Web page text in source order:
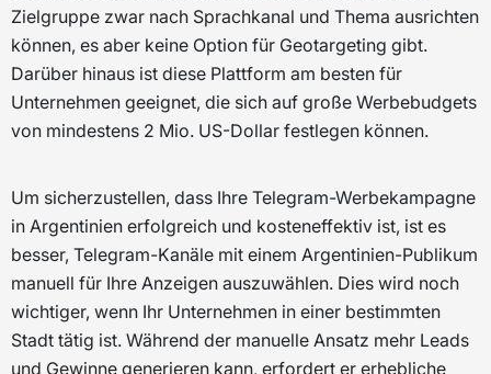
Zielgruppe zwar nach Sprachkanal und Thema ausrichten
können, es aber keine Option für Geotargeting gibt.
Darüber hinaus ist diese Plattform am besten für
Unternehmen geeignet, die sich auf große Werbebudgets
von mindestens 2 Mio. US-Dollar festlegen können.
Um sicherzustellen, dass Ihre Telegram-Werbekampagne
in Argentinien erfolgreich und kosteneffektiv ist, ist es
besser, Telegram-Kanäle mit einem Argentinien-Publikum
manuell für Ihre Anzeigen auszuwählen. Dies wird noch
wichtiger, wenn Ihr Unternehmen in einer bestimmten
Stadt tätig ist. Während der manuelle Ansatz mehr Leads
und Gewinne generieren kann, erfordert er erhebliche